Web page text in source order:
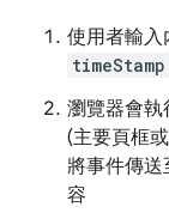
使用者輸入
timeStamp
瀏覽器會執
(主要頁框
將事件傳
容